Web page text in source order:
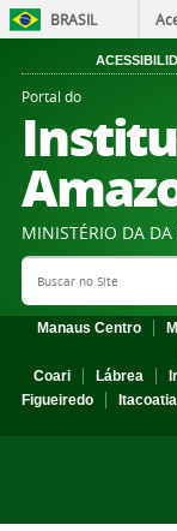
BRASIL
Portal do
MINISTÉRIO DA DA
Search Site
Manaus Centro
Coari
Lábrea
Figueiredo